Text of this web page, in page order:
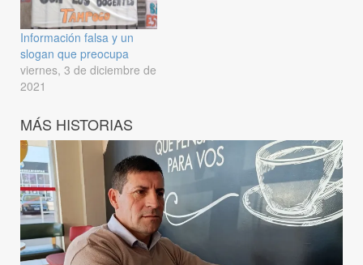
Información falsa y un
slogan que preocupa
viernes, 3 de diciembre de
2021
MÁS HISTORIAS